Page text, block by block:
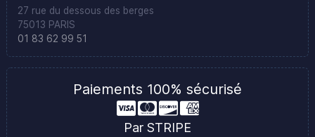
27 rue du dessous des berges
75013 PARIS
01 83 62 99 51
Paiements 100% sécurisé
Par STRIPE